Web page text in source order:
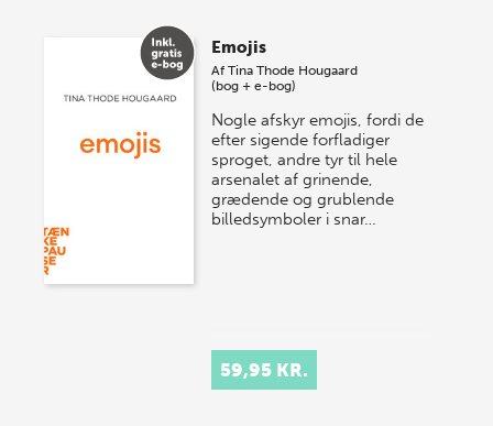
Emojis
AfTina Thode Hougaard
(bog + e-bog)
Nogle afskyr emojis, fordi de
efter sigende forfladiger
sproget, andre tyr til hele
arsenalet af grinende,
grædende og grublende
billedsymboler i snar…
59,95 KR.